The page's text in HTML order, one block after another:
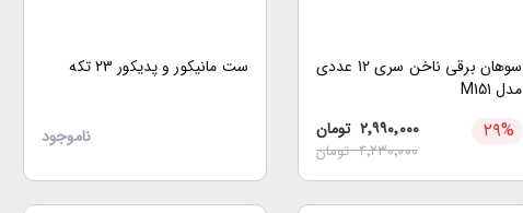
سوهان برقی ناخن سری 12 عددی
مدل M151
۲۹% ۲٬۹۹۰٬۰۰۰ تومان
۴٬۲۳۰٬۰۰۰تومان
ست مانیکور و پدیکور 23 تکه
ناموجود